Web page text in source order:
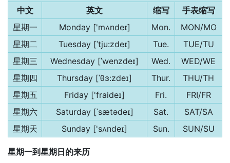
中文
英文 缩写
手表缩写
星期一
Monday ['mʌndeɪ] Mon.
MON/MO
星期二
Tuesday [ˈtju:zdeɪ] Tue.
TUE/TU
星期三
Wednesday [ˈwenzdeɪ] Wed.
WED/WE
星期四
Thursday [ˈθɜ:zdeɪ] Thur.
THU/TH
星期五
Friday ['fraideɪ] Fri.
FRI/FR
星期六
Saturday [ˈsætədeɪ] Sat.
SAT/SA
星期天
Sunday ['sʌndeɪ] Sun. SUN/SU
星期一到星期日的来历